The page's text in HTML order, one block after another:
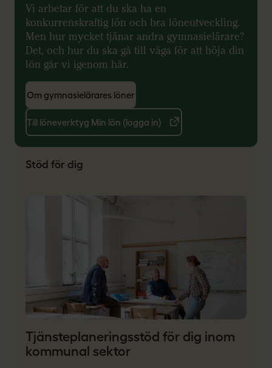
Vi arbetar för att du ska ha en
konkurrenskraftig lön och bra löneutveckling.
Men hur mycket tjänar andra gymnasielärare?
Det, och hur du ska gå till väga för att höja din
lön går vi igenom här.
Om gymnasielärares löner
Till löneverktyg Min lön (logga in)
Stöd för dig
Tjänsteplaneringsstöd för dig inom
kommunal sektor